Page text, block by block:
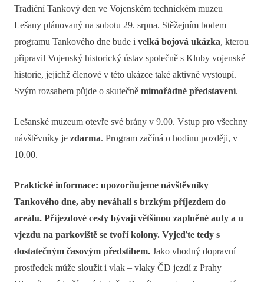
Tradiční Tankový den ve Vojenském technickém muzeu
Lešany plánovaný na sobotu 29. srpna. Stěžejním bodem
programu Tankového dne bude i velká bojová ukázka, kterou
připravil Vojenský historický ústav společně s Kluby vojenské
historie, jejichž členové v této ukázce také aktivně vystoupí.
Svým rozsahem půjde o skutečně mimořádné představení.
Lešanské muzeum otevře své brány v 9.00. Vstup pro všechny
návštěvníky je zdarma. Program začíná o hodinu později, v
10.00.
Praktické informace: upozorňujeme návštěvníky
Tankového dne, aby neváhali s brzkým příjezdem do
areálu. Příjezdové cesty bývají většinou zaplněné auty a u
vjezdu na parkoviště se tvoří kolony. Vyjeďte tedy s
dostatečným časovým předstihem. Jako vhodný dopravní
prostředek může sloužit i vlak – vlaky ČD jezdí z Prahy